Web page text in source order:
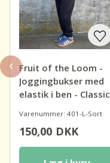
Fruit of the Loom -
Joggingbukser med
elastik i ben - Classic
Varenummer: 401-L-Sort
150,00DKK
‹